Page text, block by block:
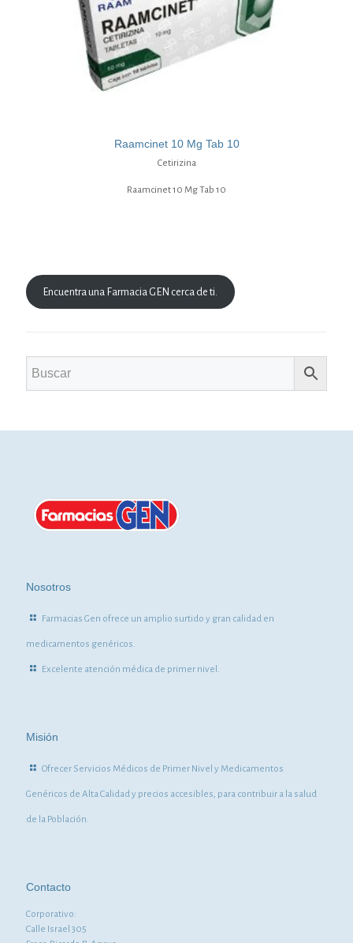
Raamcinet 10 Mg Tab 10
Cetirizina
Raamcinet 10 Mg Tab 10
Encuentra una Farmacia GEN cerca de ti.
Nosotros
Farmacias Gen ofrece un amplio surtido y gran calidad en
medicamentos genéricos.
Excelente atención médica de primer nivel.
Misión
Ofrecer Servicios Médicos de Primer Nivel y Medicamentos
Genéricos de Alta Calidad y precios accesibles, para contribuir a la salud
de la Población.
Contacto
Corporativo:
Calle Israel 305